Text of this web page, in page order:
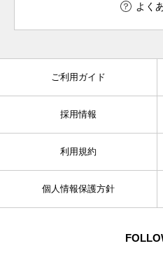
よく
ご利用ガイド
採用情報
利用規約
個人情報保護方針